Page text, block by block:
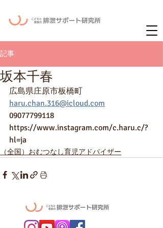
記事
坂本千春
広島県庄原市板橋町
haru.chan.316@icloud.com
09077799118
https://www.instagram.com/c.haru.c/?
hl=ja
（全国）おむつなし育児アドバイザー